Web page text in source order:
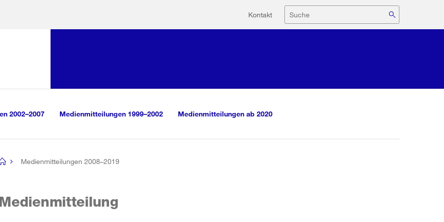
Hilfsnavigation
Kontakt Suche
2002–2007 Medienmitteilungen 1999–2002 Medienmitteilungen ab 2020
Medienmitteilungen 2008–2019